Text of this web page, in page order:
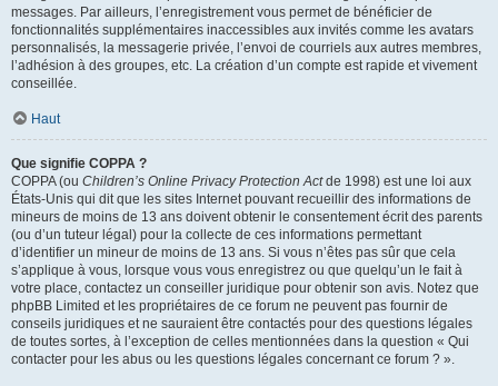
messages. Par ailleurs, l’enregistrement vous permet de bénéficier de
fonctionnalités supplémentaires inaccessibles aux invités comme les avatars
personnalisés, la messagerie privée, l’envoi de courriels aux autres membres,
l’adhésion à des groupes, etc. La création d’un compte est rapide et vivement
conseillée.
Haut
Que signifie COPPA ?
COPPA (ou Children’s Online Privacy Protection Actde 1998) est une loi aux
États-Unis qui dit que les sites Internet pouvant recueillir des informations de
mineurs de moins de 13 ans doivent obtenir le consentement écrit des parents
(ou d’un tuteur légal) pour la collecte de ces informations permettant
d’identifier un mineur de moins de 13 ans. Si vous n’êtes pas sûr que cela
s’applique à vous, lorsque vous vous enregistrez ou que quelqu’un le fait à
votre place, contactez un conseiller juridique pour obtenir son avis. Notez que
phpBB Limited et les propriétaires de ce forum ne peuvent pas fournir de
conseils juridiques et ne sauraient être contactés pour des questions légales
de toutes sortes, à l’exception de celles mentionnées dans la question « Qui
contacter pour les abus ou les questions légales concernant ce forum ? ».